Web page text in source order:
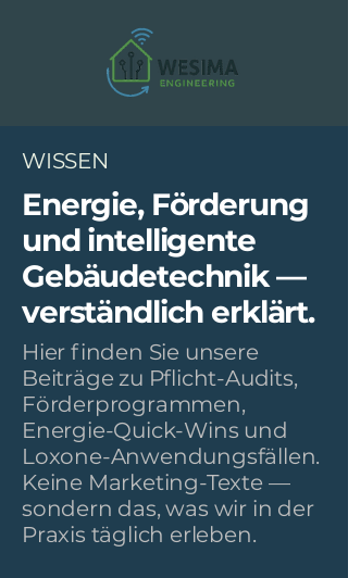
WISSEN
Energie, Förderung
und intelligente
Gebäudetechnik —
verständlich erklärt.
Hier finden Sie unsere
Beiträge zu Pflicht-Audits,
Förderprogrammen,
Energie-Quick-Wins und
Loxone-Anwendungsfällen.
Keine Marketing-Texte —
sondern das, was wir in der
Praxis täglich erleben.